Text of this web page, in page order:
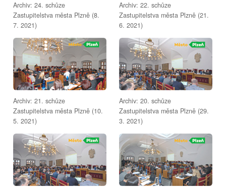
Archiv: 24. schůze
Zastupitelstva města Plzně (8.
7. 2021)
Archiv: 22. schůze
Zastupitelstva města Plzně (21.
6. 2021)
Archiv: 21. schůze
Zastupitelstva města Plzně (10.
5. 2021)
Archiv: 20. schůze
Zastupitelstva města Plzně (29.
3. 2021)